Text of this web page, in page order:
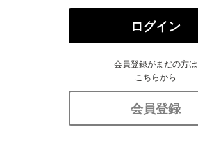
ログイン
会員登録がまだの方は
こちらから
会員登録